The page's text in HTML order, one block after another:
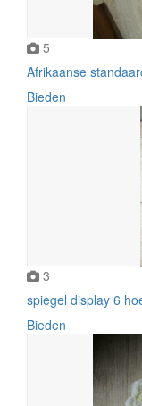
5
Afrikaanse
Bieden
3
spiegel display 6
Bieden